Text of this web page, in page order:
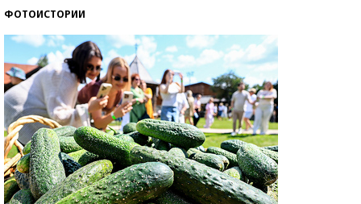
ФОТОИСТОРИИ